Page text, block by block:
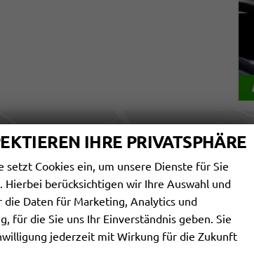
GOOGLE MAPS
GOOGLE KARTE LADEN
Die Karte wird von Google Maps eingebettet.
IHRE PRIVATSPHÄRE
setzt Cookies ein, um unsere Dienste für Sie
Hierbei berücksichtigen wir Ihre Auswahl und
die Daten für Marketing, Analytics und
für die Sie uns Ihr Einverständnis geben. Sie
jederzeit mit Wirkung für die Zukunft